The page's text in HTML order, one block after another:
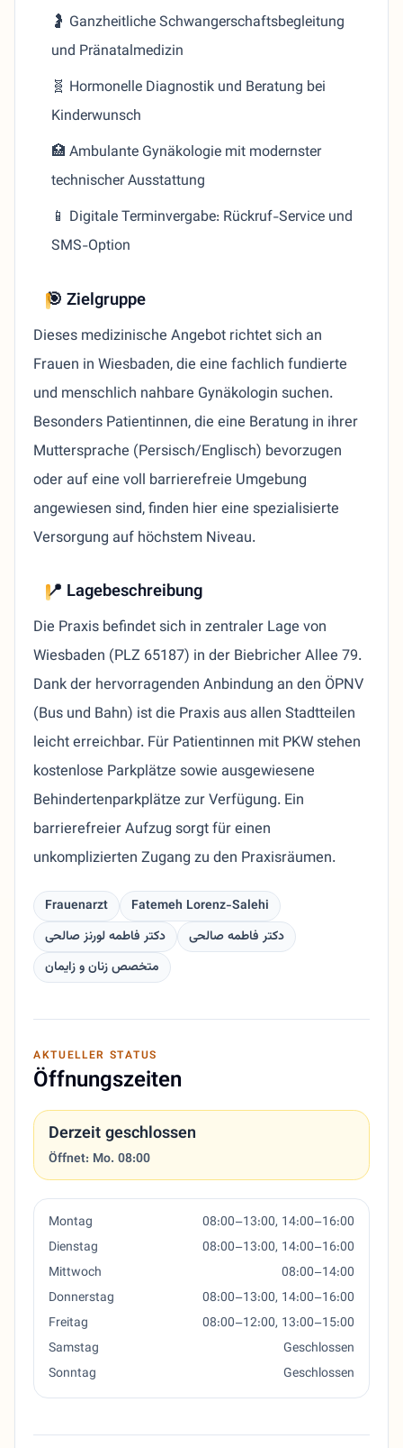
🤰 Ganzheitliche Schwangerschaftsbegleitung
und Pränatalmedizin
🧬 Hormonelle Diagnostik und Beratung bei
Kinderwunsch
🏥 Ambulante Gynäkologie mit modernster
technischer Ausstattung
📱 Digitale Terminvergabe: Rückruf-Service und
SMS-Option
🎯 Zielgruppe
Dieses medizinische Angebot richtet sich an
Frauen in Wiesbaden, die eine fachlich fundierte
und menschlich nahbare Gynäkologin suchen.
Besonders Patientinnen, die eine Beratung in ihrer
Muttersprache (Persisch/Englisch) bevorzugen
oder auf eine voll barrierefreie Umgebung
angewiesen sind, finden hier eine spezialisierte
Versorgung auf höchstem Niveau.
📍 Lagebeschreibung
Die Praxis befindet sich in zentraler Lage von
Wiesbaden (PLZ 65187) in der Biebricher Allee 79.
Dank der hervorragenden Anbindung an den ÖPNV
(Bus und Bahn) ist die Praxis aus allen Stadtteilen
leicht erreichbar. Für Patientinnen mit PKW stehen
kostenlose Parkplätze sowie ausgewiesene
Behindertenparkplätze zur Verfügung. Ein
barrierefreier Aufzug sorgt für einen
unkomplizierten Zugang zu den Praxisräumen.
Frauenarzt
Fatemeh Lorenz-Salehi
دکتر فاطمه لورنز صالحی
دکتر فاطمه صالحی
متخصص زنان و زایمان
AKTUELLER STATUS
Öffnungszeiten
Derzeit geschlossen
Öffnet: Mo. 08:00
Montag
08:00–13:00, 14:00–16:00
Dienstag
08:00–13:00, 14:00–16:00
Mittwoch
08:00–14:00
Donnerstag
08:00–13:00, 14:00–16:00
Freitag
08:00–12:00, 13:00–15:00
Samstag
Geschlossen
Sonntag
Geschlossen